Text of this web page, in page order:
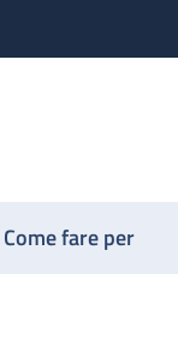
Come fare per